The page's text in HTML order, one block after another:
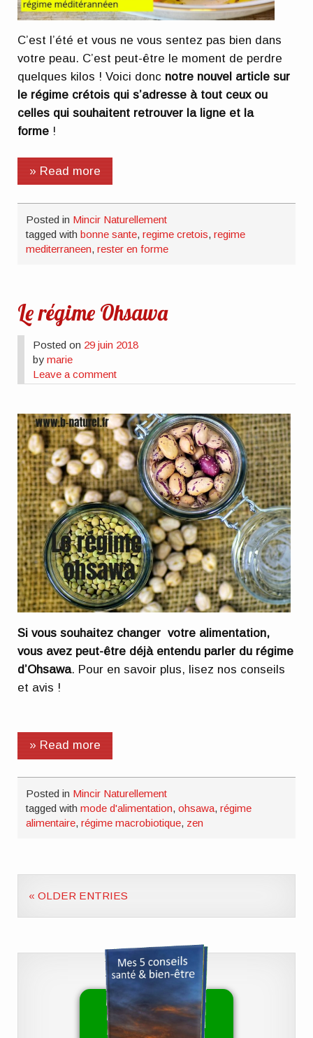
C’est l’été et vous ne vous sentez pas bien dans
votre peau. C’est peut-être le moment de perdre
quelques kilos ! Voici donc notre nouvel article sur
le régime crétois qui s’adresse à tout ceux ou
celles qui souhaitent retrouver la ligne et la
forme !
» Read more
Posted in Mincir Naturellement
tagged withbonne sante,regime cretois,regime
mediterraneen,rester en forme
Le régime Ohsawa
Posted on 29 juin 2018
bymarie
Leave a comment
Si vous souhaitez changer votre alimentation,
vous avez peut-être déjà entendu parler du régime
d’Ohsawa. Pour en savoir plus, lisez nos conseils
et avis !
» Read more
Posted in Mincir Naturellement
tagged withmode d'alimentation,ohsawa,régime
alimentaire,régime macrobiotique, zen
« OLDER ENTRIES